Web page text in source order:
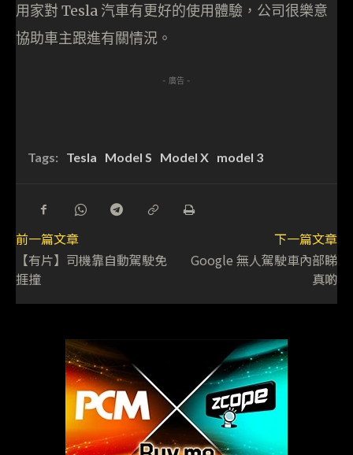
用家對 Tesla 汽車有更好的使用體驗，公司很樂意
協助車主跟進有關情況。
- 廣告 -
Tags: Tesla Model S Model X model 3
前一篇文章
【有片】司機靠自動駕駛免
捱撞
下一篇文章
Google 無人駕駛車內部睇
真啲